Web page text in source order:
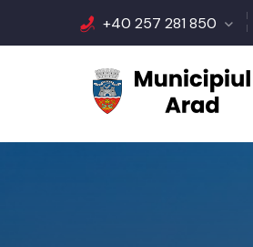
+40 257 281 850